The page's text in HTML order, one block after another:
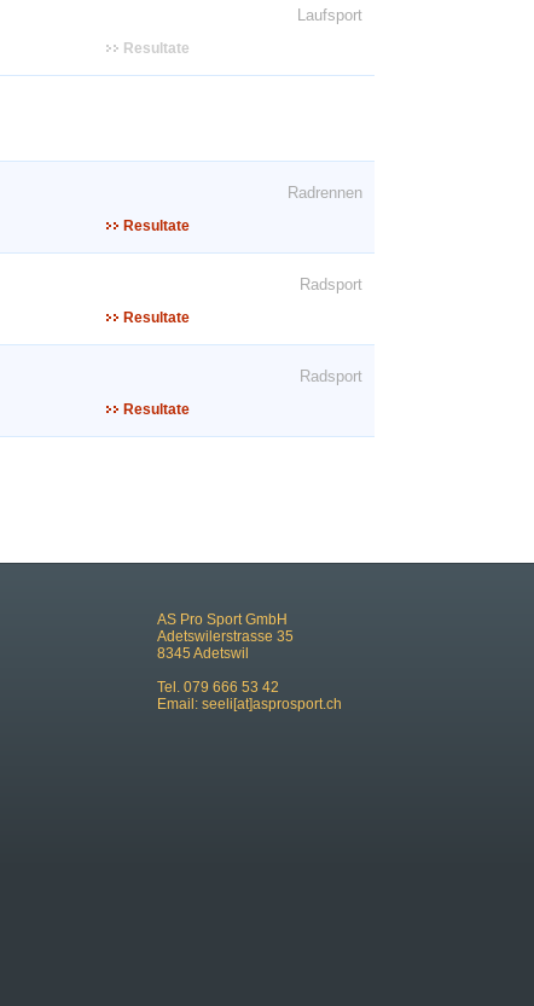
Laufsport
Resultate
Radrennen
Resultate
Radsport
Resultate
Radsport
Resultate
AS Pro Sport GmbH
Adetswilerstrasse 35
8345 Adetswil
Tel. 079 666 53 42
Email: seeli[at]asprosport.ch